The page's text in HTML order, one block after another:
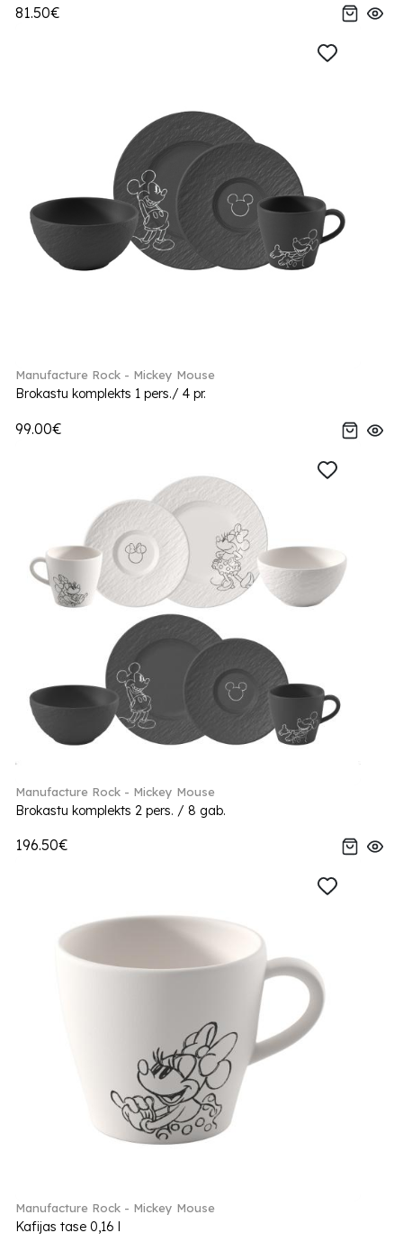
81.50€
Manufacture Rock - Mickey Mouse
Brokastu komplekts 1 pers./ 4 pr.
99.00€
Manufacture Rock - Mickey Mouse
Brokastu komplekts 2 pers. / 8 gab.
196.50€
Manufacture Rock - Mickey Mouse
Kafijas tase 0,16 l